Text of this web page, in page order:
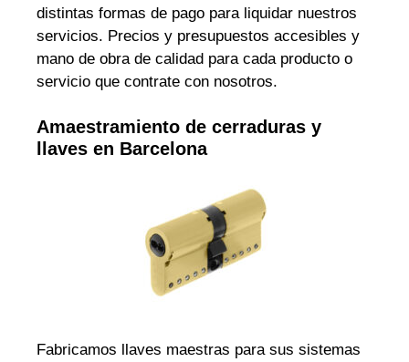
distintas formas de pago para liquidar nuestros
servicios. Precios y presupuestos accesibles y
mano de obra de calidad para cada producto o
servicio que contrate con nosotros.
Amaestramiento de cerraduras y
llaves en Barcelona
Fabricamos llaves maestras para sus sistemas